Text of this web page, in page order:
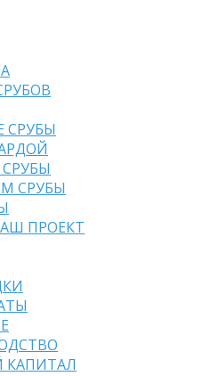
СРУБЫ
СРУБЫ
ПРОЕКТ
КАПИТАЛ